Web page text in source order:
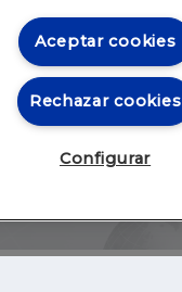
Aceptar cookies
Rechazar cookies
Configurar